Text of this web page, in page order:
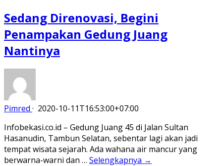
Sedang Direnovasi, Begini
Penampakan Gedung Juang
Nantinya
Pimred · 2020-10-11T16:53:00+07:00
Infobekasi.co.id – Gedung Juang 45 di Jalan Sultan
Hasanudin, Tambun Selatan, sebentar lagi akan jadi
tempat wisata sejarah. Ada wahana air mancur yang
berwarna-warni dan … Selengkapnya →